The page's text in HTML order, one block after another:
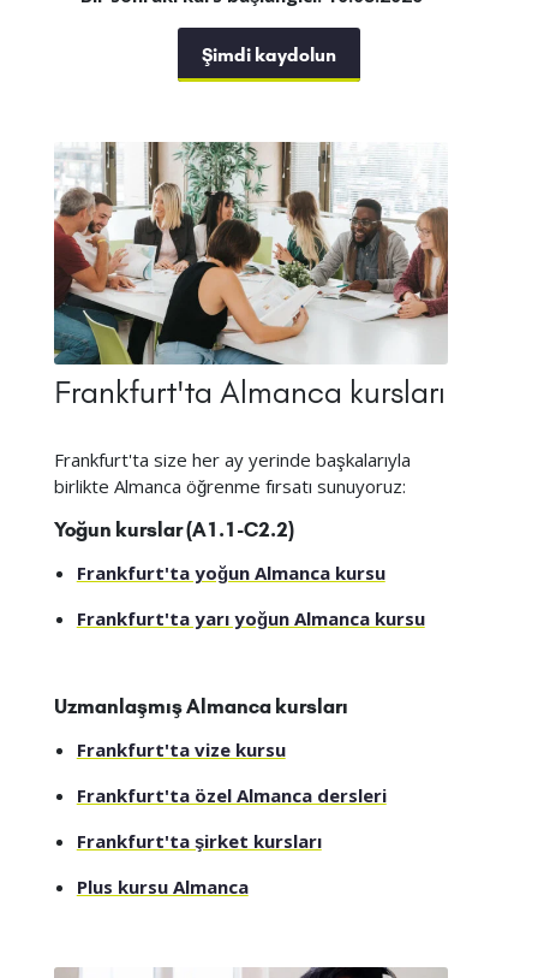
Şimdi kaydolun
Frankfurt'ta Almanca kursları
Frankfurt'ta size her ay yerinde başkalarıyla
birlikte Almanca öğrenme fırsatı sunuyoruz:
Yoğun kurslar (A1.1-C2.2)
Frankfurt'ta yoğun Almanca kursu
Frankfurt'ta yarı yoğun Almanca kursu
Uzmanlaşmış Almanca kursları
Frankfurt'ta vize kursu
Frankfurt'ta özel Almanca dersleri
Frankfurt'ta şirket kursları
Plus kursu Almanca